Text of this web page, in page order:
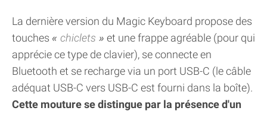
La dernière version du Magic Keyboard propose des
touches
chiclets
et une frappe agréable (pour qui
apprécie ce type de clavier), se connecte en
Bluetooth et se recharge via un port USB-C (le câble
adéquat USB-C vers USB-C est fourni dans la boîte).
Cette mouture se distingue par la présence d'un